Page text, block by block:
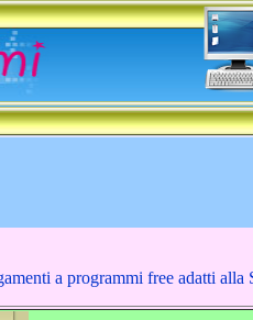
a programmi free adatti